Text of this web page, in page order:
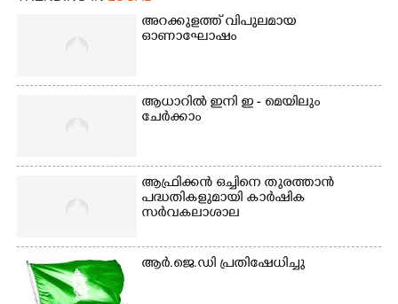
അറക്കുളത്ത് വിപുലമായ
ഓണാഘോഷം
ആധാറിൽ ഇനി ഇ - മെയിലും
ചേർക്കാം
ആഫ്രിക്കൻ ഒച്ചിനെ തുരത്താൻ
പദ്ധതികളുമായി കാർഷിക
സർവകലാശാല
ആർ.ജെ.ഡി പ്രതിഷേധിച്ചു